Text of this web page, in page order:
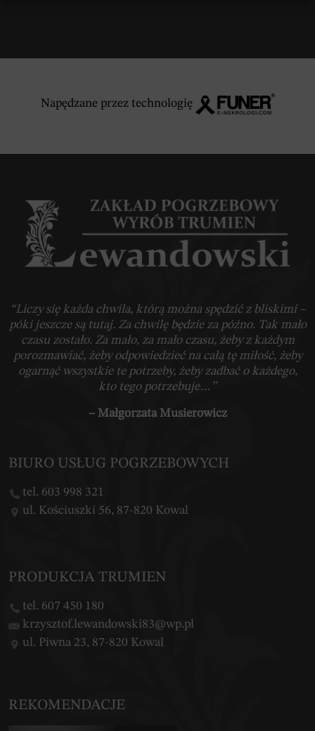
Napędzane przez technologię
“Liczy się każda chwila, którą można spędzić z bliskimi –
póki jeszcze są tutaj. Za chwilę będzie za późno. Tak mało
czasu zostało. Za mało, za mało czasu, żeby z każdym
porozmawiać, żeby odpowiedzieć na całą tę miłość, żeby
ogarnąć wszystkie te potrzeby, żeby zadbać o każdego,
kto tego potrzebuje…”
– Małgorzata Musierowicz
BIURO USŁUG POGRZEBOWYCH
tel. 603 998 321
ul. Kościuszki 56, 87-820 Kowal
PRODUKCJA TRUMIEN
tel. 607 450 180
krzysztof.lewandowski83@wp.pl
ul. Piwna 23, 87-820 Kowal
REKOMENDACJE